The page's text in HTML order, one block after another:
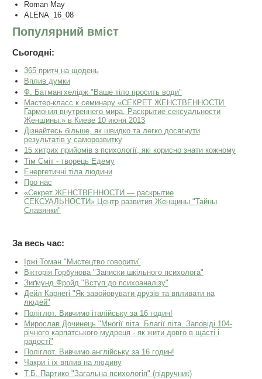
Roman May
ALENA_16_08
Популярний вміст
Сьогодні:
365 притч на щодень
Вплив думки
Ф. Батмангхелідж "Ваше тіло просить води"
Мастер-класс к семинару «СЕКРЕТ ЖЕНСТВЕННОСТИ.
Гармония внутреннего мира. Раскрытие сексуальности
Женщины.» в Киеве 10 июня 2013
Дізнайтесь більше, як швидко та легко досягнути
результатів у саморозвитку
15 хитрих прийомів з психології, які корисно знати кожному
Тім Сміт - творець Едему
Енергетичні тіла людини
Про нас
«Секрет ЖЕНСТВЕННОСТИ — раскрытие
СЕКСУАЛЬНОСТИ» Центр развития Женщины "Тайны
Славянки"
За весь час:
Іржі Томан "Мистецтво говорити"
Вікторія Горбунова "Записки шкільного психолога"
Зиґмунд Фройд "Вступ до психоаналізу"
Дейл Карнегі "Як завойовувати друзів та впливати на
людей"
Поліглот. Вивчимо італійську за 16 годин!
Мирослав Дочинець "Многії літа. Благії літа. Заповіді 104-
річного карпатського мудреця - як жити довго в щасті і
радості"
Поліглот. Вивчимо англійську за 16 годин!
Чакри і їх вплив на людину
Т.Б. Партико "Загальна психологія" (підручник)